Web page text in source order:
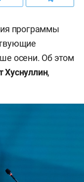
программы
осени. Об этом
Хуснуллин,